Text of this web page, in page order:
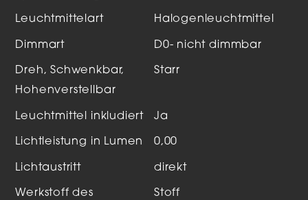
Leuchtmittelart Halogenleuchtmittel
Dimmart D0- nicht dimmbar
Dreh, Schwenkbar,
Hohenverstellbar
Starr
Leuchtmittel inkludiert Ja
Lichtleistung in Lumen 0,00
Lichtaustritt direkt
Werkstoff des
Stoff